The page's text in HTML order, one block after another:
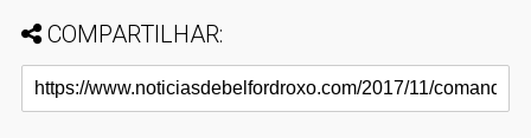
COMPARTILHAR: